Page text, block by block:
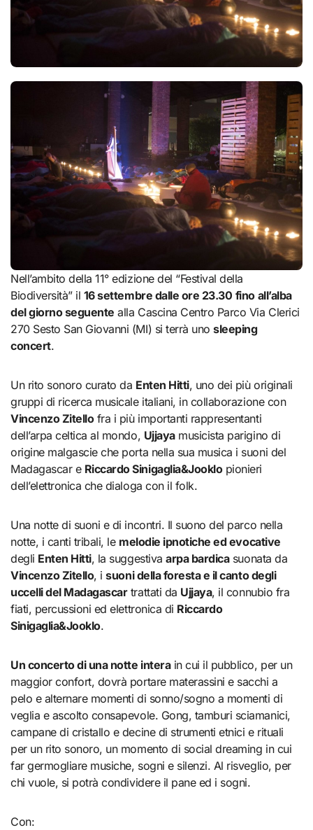
Nell’ambito della 11° edizione del “Festival della
Biodiversità” il 16 settembre dalle ore 23.30 fino all’alba
del giorno seguente alla Cascina Centro Parco Via Clerici
270 Sesto San Giovanni (MI) si terrà unosleeping
concert.
Un rito sonoro curato da Enten Hitti, uno dei più originali
gruppi di ricerca musicale italiani, in collaborazione con
Vincenzo Zitellofra i più importanti rappresentanti
dell’arpa celtica al mondo, Ujjayamusicista parigino di
origine malgascie che porta nella sua musica i suoni del
Madagascar e Riccardo Sinigaglia&Jooklopionieri
dell’elettronica che dialoga con il folk.
Una notte di suoni e di incontri. Il suono del parco nella
notte, i canti tribali, le melodie ipnotiche ed evocative
degli Enten Hitti, la suggestivaarpa bardicasuonata da
Vincenzo Zitello, isuoni della foresta e il canto degli
uccelli del Madagascartrattati da Ujjaya, il connubio fra
fiati, percussioni ed elettronica di Riccardo
Sinigaglia&Jooklo.
Un concerto di una notte interain cui il pubblico, per un
maggior confort, dovrà portare materassini e sacchi a
pelo e alternare momenti di sonno/sogno a momenti di
veglia e ascolto consapevole. Gong, tamburi sciamanici,
campane di cristallo e decine di strumenti etnici e rituali
per un rito sonoro, un momento di social dreaming in cui
far germogliare musiche, sogni e silenzi. Al risveglio, per
chi vuole, si potrà condividere il pane ed i sogni.
Con: